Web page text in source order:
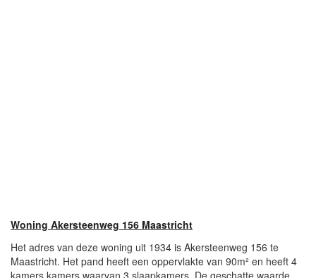
Woning Akersteenweg 156 Maastricht
Het adres van deze woning uit 1934 is Akersteenweg 156 te
Maastricht. Het pand heeft een oppervlakte van 90m² en heeft 4
kamers kamers waarvan 3 slaapkamers. De geschatte waarde